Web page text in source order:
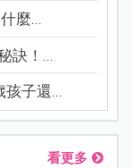
麼...
訣！...
孩子還...
看更多